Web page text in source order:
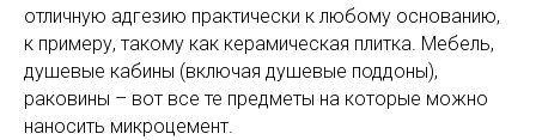
отличную адгезию практически к любому основанию,
к примеру, такому как керамическая плитка. Мебель,
душевые кабины (включая душевые поддоны),
раковины – вот все те предметы на которые можно
наносить микроцемент.